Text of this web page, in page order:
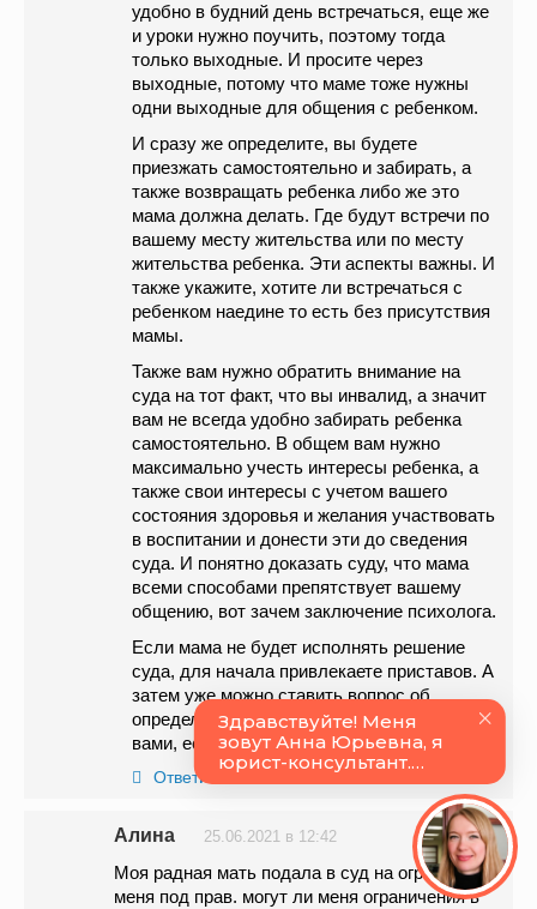
удобно в будний день встречаться, еще же
и уроки нужно поучить, поэтому тогда
только выходные. И просите через
выходные, потому что маме тоже нужны
одни выходные для общения с ребенком.
И сразу же определите, вы будете
приезжать самостоятельно и забирать, а
также возвращать ребенка либо же это
мама должна делать. Где будут встречи по
вашему месту жительства или по месту
жительства ребенка. Эти аспекты важны. И
также укажите, хотите ли встречаться с
ребенком наедине то есть без присутствия
мамы.
Также вам нужно обратить внимание на
суда на тот факт, что вы инвалид, а значит
вам не всегда удобно забирать ребенка
самостоятельно. В общем вам нужно
максимально учесть интересы ребенка, а
также свои интересы с учетом вашего
состояния здоровья и желания участвовать
в воспитании и донести эти до сведения
суда. И понятно доказать суду, что мама
всеми способами препятствует вашему
общению, вот зачем заключение психолога.
Если мама не будет исполнять решение
суда, для начала привлекаете приставов. А
затем уже можно ставить вопрос об
определении места жительства ребенка с
вами, если есть такая возможность.
Ответить
Алина 25.06.2021 в 12:42
Моя радная мать подала в суд на ограничения
меня под прав. могут ли меня ограничения в